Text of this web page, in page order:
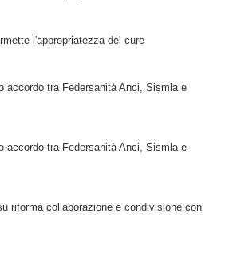
l'appropriatezza del cure
accordo tra Federsanità Anci, Sismla e
accordo tra Federsanità Anci, Sismla e
riforma collaborazione e condivisione con